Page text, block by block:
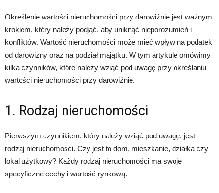
Określenie wartości nieruchomości przy darowiźnie jest ważnym
krokiem, który należy podjąć, aby uniknąć nieporozumień i
konfliktów. Wartość nieruchomości może mieć wpływ na podatek
od darowizny oraz na podział majątku. W tym artykule omówimy
kilka czynników, które należy wziąć pod uwagę przy określaniu
wartości nieruchomości przy darowiźnie.
1. Rodzaj nieruchomości
Pierwszym czynnikiem, który należy wziąć pod uwagę, jest
rodzaj nieruchomości. Czy jest to dom, mieszkanie, działka czy
lokal użytkowy? Każdy rodzaj nieruchomości ma swoje
specyficzne cechy i wartość rynkową.